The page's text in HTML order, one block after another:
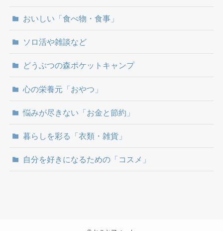
おいしい「食べ物・食事」
ソロ活や雑談など
どうぶつの森ポケットキャンプ
心の栄養元「おやつ」
悩みが尽きない「お金と節約」
暮らしを彩る「衣類・雑貨」
自分を好きになるための「コスメ」